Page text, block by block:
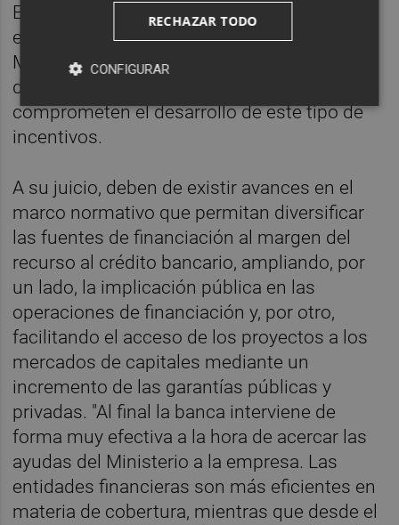
En ocasiones, indica, existen discrepancias
entre la agencia de acreditación ENAC y el
Ministerio a la hora de conceder
deducciones fiscales, unas trabas que
comprometen el desarrollo de este tipo de
incentivos.
A su juicio, deben de existir avances en el
marco normativo que permitan diversificar
las fuentes de financiación al margen del
recurso al crédito bancario, ampliando, por
un lado, la implicación pública en las
operaciones de financiación y, por otro,
facilitando el acceso de los proyectos a los
mercados de capitales mediante un
incremento de las garantías públicas y
privadas. "Al final la banca interviene de
forma muy efectiva a la hora de acercar las
ayudas del Ministerio a la empresa. Las
entidades financieras son más eficientes en
materia de cobertura, mientras que desde el
RECHAZAR TODO
CONFIGURAR